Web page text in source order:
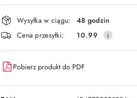
dostawa
Wysyłka w ciągu:
48 godzin
Cena przesyłki:
10.99
Pobierz produkt do PDF